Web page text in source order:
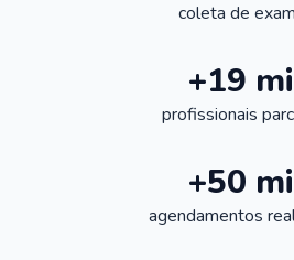
coleta de
+19
profissionais
+50
agendamentos